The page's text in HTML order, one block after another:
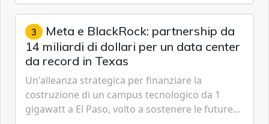
gestione continua del rischio.
3 Meta e BlackRock: partnership da
14 miliardi di dollari per un data center
da record in Texas
Un'alleanza strategica per finanziare la
costruzione di un campus tecnologico da 1
gigawatt a El Paso, volto a sostenere le future